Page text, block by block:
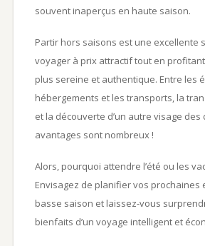
souvent inaperçus en haute saison.
Partir hors saisons est une excellente
voyager à prix attractif tout en
plus sereine et authentique. Entre les
hébergements et les transports, la
et la découverte d’un autre visage
avantages sont nombreux !
Alors, pourquoi attendre l’été ou les
Envisagez de planifier vos prochaines
basse saison et laissez-vous
bienfaits d’un voyage intelligent et